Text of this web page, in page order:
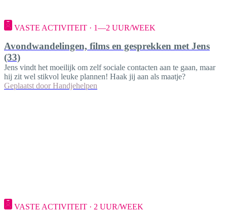
VASTE ACTIVITEIT · 1—2 UUR/WEEK
Avondwandelingen, films en gesprekken met Jens
(33)
Jens vindt het moeilijk om zelf sociale contacten aan te gaan, maar
hij zit wel stikvol leuke plannen! Haak jij aan als maatje?
Geplaatst door Handjehelpen
VASTE ACTIVITEIT · 2 UUR/WEEK